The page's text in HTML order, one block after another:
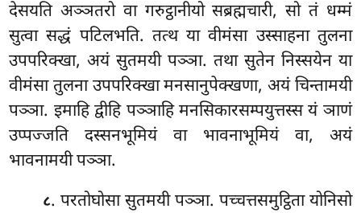
देसयति अञ्ञतरो वा गरुट्ठानीयो सब्रह्मचारी, सो तं धम्मं
सुत्वा सद्धं पटिलभति. तत्थ या वीमंसा उस्साहना तुलना
उपपरिक्खा, अयं सुतमयी पञ्ञा. तथा सुतेन निस्सयेन या
वीमंसा तुलना उपपरिक्खा मनसानुपेक्खणा, अयं चिन्तामयी
पञ्ञा. इमाहि द्वीहि पञ्ञाहि मनसिकारसम्पयुत्तस्स यं ञाणं
उप्पज्जति दस्सनभूमियं वा भावनाभूमियं वा, अयं
भावनामयी पञ्ञा.
८. परतोघोसा सुतमयी पञ्ञा. पच्चत्तसमुट्ठिता योनिसो